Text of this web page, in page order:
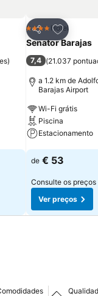
)
Partilhar
Adicionar
4 EstrelasHotel
Senator Barajas
7,4 (21.037
a 1.2 km de
Barajas Airport
Wi-Fi grátis
Piscina
Estacionamento
Ver preços
de € 53
Consulte os preços
Ver preços